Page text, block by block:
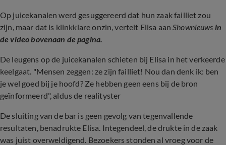
Op juicekanalen werd gesuggereerd dat hun zaak failliet zou
zijn, maar dat is klinkklare onzin, vertelt Elisa aanShownieuws in
de video bovenaan de pagina.
De leugens op de juicekanalen schieten bij Elisa in het verkeerde
keelgaat. "Mensen zeggen: ze zijn failliet! Nou dan denk ik: ben
je wel goed bij je hoofd? Ze hebben geen eens bij de bron
geïnformeerd", aldus de realityster
De sluiting van de bar is geen gevolg van tegenvallende
resultaten, benadrukte Elisa. Integendeel, de drukte in de zaak
was juist overweldigend. Bezoekers stonden al vroeg voor de